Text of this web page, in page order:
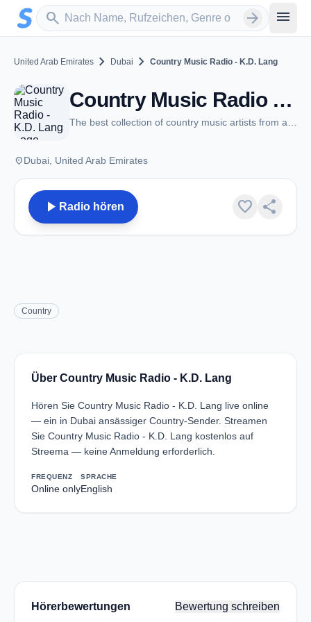
Zum Hauptinhalt springen
search
Sender suchen arrow_forward menu
United Arab Emirates chevron_right Dubai chevron_right Country Music Radio - K.D. Lang
Country Music Radio - K.D. Lang - Dubai
placeDubai, United Arab Emirates
play_arrow Radio hören favorite share
Country
Über Country Music Radio - K.D. Lang
Hören Sie Country Music Radio - K.D. Lang live online
— ein in Dubai ansässiger Country-Sender. Streamen
Sie Country Music Radio - K.D. Lang kostenlos auf
Streema — keine Anmeldung erforderlich.
FREQUENZ
Online only
SPRACHE
English
Hörerbewertungen Bewertung schreiben